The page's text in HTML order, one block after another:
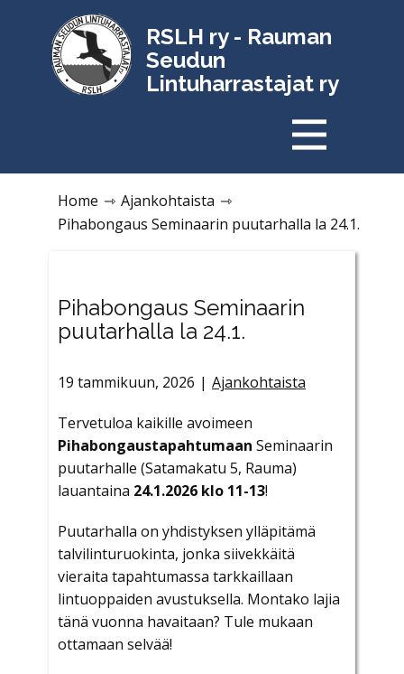
RSLH ry - Rauman
Seudun
Lintuharrastajat ry
Home ⇾ Ajankohtaista ⇾
Pihabongaus Seminaarin puutarhalla la 24.1.
Pihabongaus Seminaarin
puutarhalla la 24.1.
19 tammikuun, 2026 Ajankohtaista
Tervetuloa kaikille avoimeen
Pihabongaustapahtumaan Seminaarin
puutarhalle (Satamakatu 5, Rauma)
lauantaina 24.1.2026 klo 11-13!
Puutarhalla on yhdistyksen ylläpitämä
talvilinturuokinta, jonka siivekkäitä
vieraita tapahtumassa tarkkaillaan
lintuoppaiden avustuksella. Montako lajia
tänä vuonna havaitaan? Tule mukaan
ottamaan selvää!